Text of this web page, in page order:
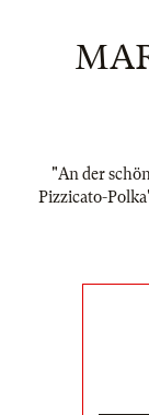
"An der
Pizzicato-